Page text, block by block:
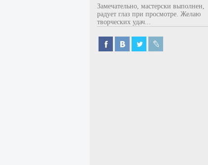
Замечательно, мастерски выполнен,
радует глаз при просмотре. Желаю
творческих удач...